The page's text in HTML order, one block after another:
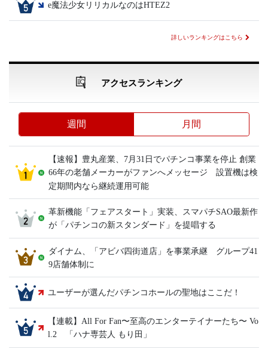
e魔法少女リリカルなのはHTEZ2
詳しいランキングはこちら
アクセスランキング
週間 月間
【速報】豊丸産業、7月31日でパチンコ事業を停止 創業
66年の老舗メーカーがファンへメッセージ 設置機は検
定期間内なら継続運用可能
革新機能「フェアスタート」実装、スマパチSAO最新作
が「パチンコの新スタンダード」を提唱する
ダイナム、「アビバ四街道店」を事業承継 グループ41
9店舗体制に
ユーザーが選んだパチンコホールの聖地はここだ！
【連載】All For Fan〜至高のエンターテイナーたち〜 Vo
l.2 「ハナ専芸人 もり田」